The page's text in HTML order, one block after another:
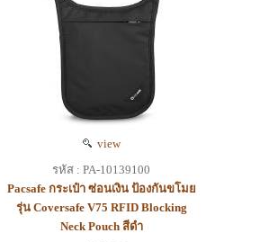
view
รหัส : PA-10139100
Pacsafe กระเป๋า ซ่อนเงิน ป้องกันขโมย
รุ่น Coversafe V75 RFID Blocking
Neck Pouch สีดำ